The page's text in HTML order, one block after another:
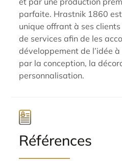
parfaite. Hrastnik 1860
unique offrant à ses
de services afin de les
développement de l’idée
par la conception, la
personnalisation.
Références